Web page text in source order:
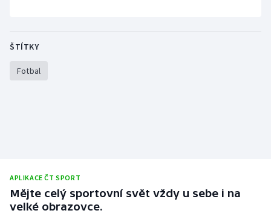
ŠTÍTKY
Fotbal
APLIKACE ČT SPORT
Mějte celý sportovní svět vždy u sebe i na
velké obrazovce.